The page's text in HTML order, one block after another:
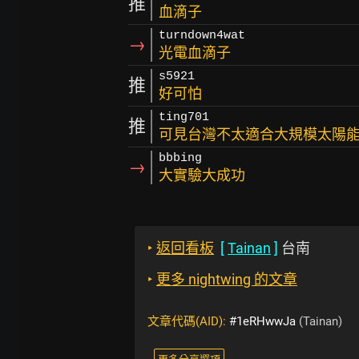
血滴子
→ turndown4wat
光電血滴子
推 s5921
好可怕
推 ting701
可見台灣不太適合大規模太陽
→ bbbing
大實驗大成功
‣ 返回看板 [Tainan ] 台南
‣ 更多 nightwing 的文章
文章代碼(AID): #1eRHwwJa (Tainan)